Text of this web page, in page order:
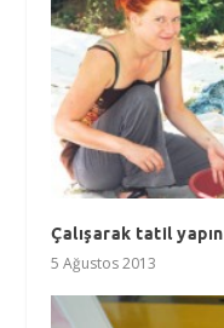
Çalışarak tatil yapın
5 Ağustos 2013